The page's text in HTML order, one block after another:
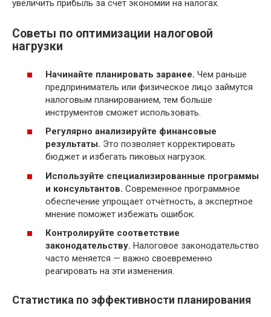
увеличить прибыль за счёт экономии на налогах.
Советы по оптимизации налоговой
нагрузки
Начинайте планировать заранее. Чем раньше
предприниматель или физическое лицо займутся
налоговым планированием, тем больше
инструментов сможет использовать.
Регулярно анализируйте финансовые
результаты. Это позволяет корректировать
бюджет и избегать пиковых нагрузок.
Используйте специализированные программы
и консультантов. Современное программное
обеспечение упрощает отчётность, а экспертное
мнение поможет избежать ошибок.
Контролируйте соответствие
законодательству. Налоговое законодательство
часто меняется — важно своевременно
реагировать на эти изменения.
Статистика по эффективности планирования